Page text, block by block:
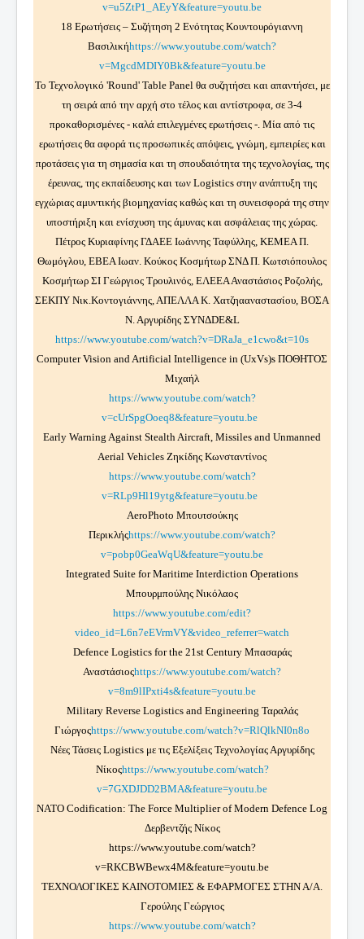
v=u5ZtP1_AEyY&feature=youtu.be
18 Ερωτήσεις – Συζήτηση 2 Ενότητας Κουντουρόγιαννη
Βασιλικήhttps://www.youtube.com/watch?
v=MgcdMDIY0Bk&feature=youtu.be
Το Τεχνολογικό 'Round' Table Panel θα συζητήσει και απαντήσει, με
τη σειρά από την αρχή στο τέλος και αντίστροφα, σε 3-4
προκαθορισμένες - καλά επιλεγμένες ερωτήσεις -. Μία από τις
ερωτήσεις θα αφορά τις προσωπικές απόψεις, γνώμη, εμπειρίες και
προτάσεις για τη σημασία και τη σπουδαιότητα της τεχνολογίας, της
έρευνας, της εκπαίδευσης και των Logistics στην ανάπτυξη της
εγχώριας αμυντικής βιομηχανίας καθώς και τη συνεισφορά της στην
υποστήριξη και ενίσχυση της άμυνας και ασφάλειας της χώρας.
Πέτρος Κυριαφίνης ΓΔΑΕΕ Ιωάννης Ταφύλλης, ΚΕΜΕΑ Π.
Θωμόγλου, ΕΒΕΑ Ιωαν. Κούκος Κοσμήτωρ ΣΝΔ Π. Κωτσιόπουλος
Κοσμήτωρ ΣΙ Γεώργιος Τρουλινός, ΕΛΕΕΑ Αναστάσιος Ροζολής,
ΣΕΚΠΥ Νικ.Κοντογιάννης, ΑΠΕΛΛΑ Κ. Χατζηααναστασίου, ΒΟΣΑ
Ν. Αργυρίδης ΣΥΝΔDE&L
https://www.youtube.com/watch?v=DRaJa_e1cwo&t=10s
Computer Vision and Artificial Intelligence in (UxVs)s ΠΟΘΗΤΟΣ
Μιχαήλ
https://www.youtube.com/watch?
v=cUrSpgOoeq8&feature=youtu.be
Early Warning Against Stealth Aircraft, Missiles and Unmanned
Aerial Vehicles Ζηκίδης Κωνσταντίνος
https://www.youtube.com/watch?
v=RLp9Hl19ytg&feature=youtu.be
ΑeroPhoto Μπουτσoύκης
Περικλήςhttps://www.youtube.com/watch?
v=pobp0GeaWqU&feature=youtu.be
Integrated Suite for Maritime Interdiction Operations
Μπουρμπούλης Νικόλαος
https://www.youtube.com/edit?
video_id=L6n7eEVrmVY&video_referrer=watch
Defence Logistics for the 21st Century Μπασαράς
Αναστάσιοςhttps://www.youtube.com/watch?
v=8m9lIPxti4s&feature=youtu.be
Military Reverse Logistics and Engineering Ταραλάς
Γιώργοςhttps://www.youtube.com/watch?v=RlQlkNI0n8o
Νέες Τάσεις Logistics με τις Εξελίξεις Τεχνολογίας Αργυρίδης
Νίκοςhttps://www.youtube.com/watch?
v=7GXDJDD2BMA&feature=youtu.be
NATO Codification: The Force Multiplier of Modern Defence Log
Δερβεντζής Νίκος
https://www.youtube.com/watch?
v=RKCBWBewx4M&feature=youtu.be
ΤΕΧΝΟΛΟΓΙΚΕΣ ΚΑΙΝΟΤΟΜΙΕΣ & ΕΦΑΡΜΟΓΕΣ ΣΤΗΝ Α/Α.
Γερούλης Γεώργιος
https://www.youtube.com/watch?